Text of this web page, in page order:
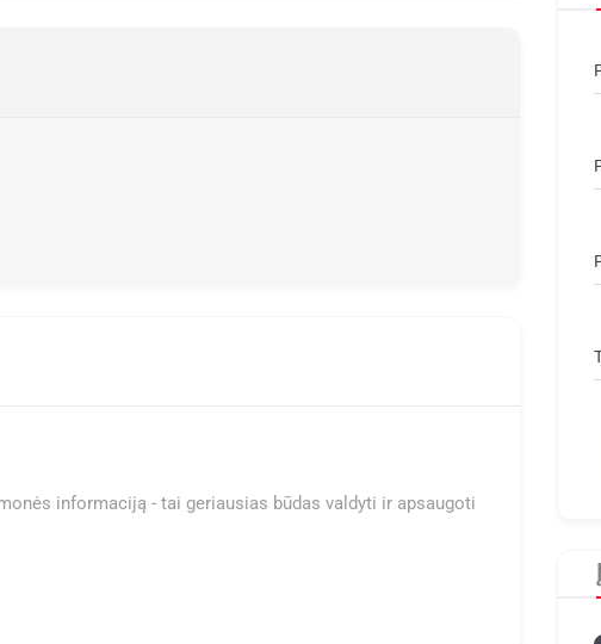
informaciją - tai geriausias būdas valdyti ir apsaugoti